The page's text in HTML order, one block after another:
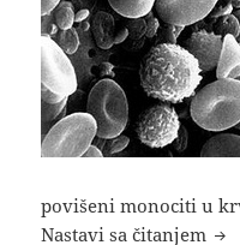
povišeni monociti u
Nastavi sa čitanjem